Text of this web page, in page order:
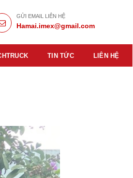
GỬI EMAIL LIÊN HỆ
Hamai.imex@gmail.com
TIN TỨC LIÊN HỆ